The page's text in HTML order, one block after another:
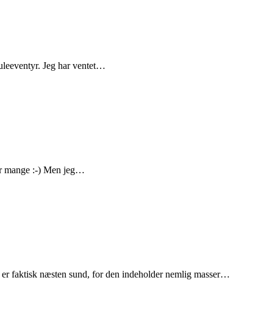
Jeg har ventet…
mange :-) Men jeg…
faktisk næsten sund, for den indeholder nemlig masser…